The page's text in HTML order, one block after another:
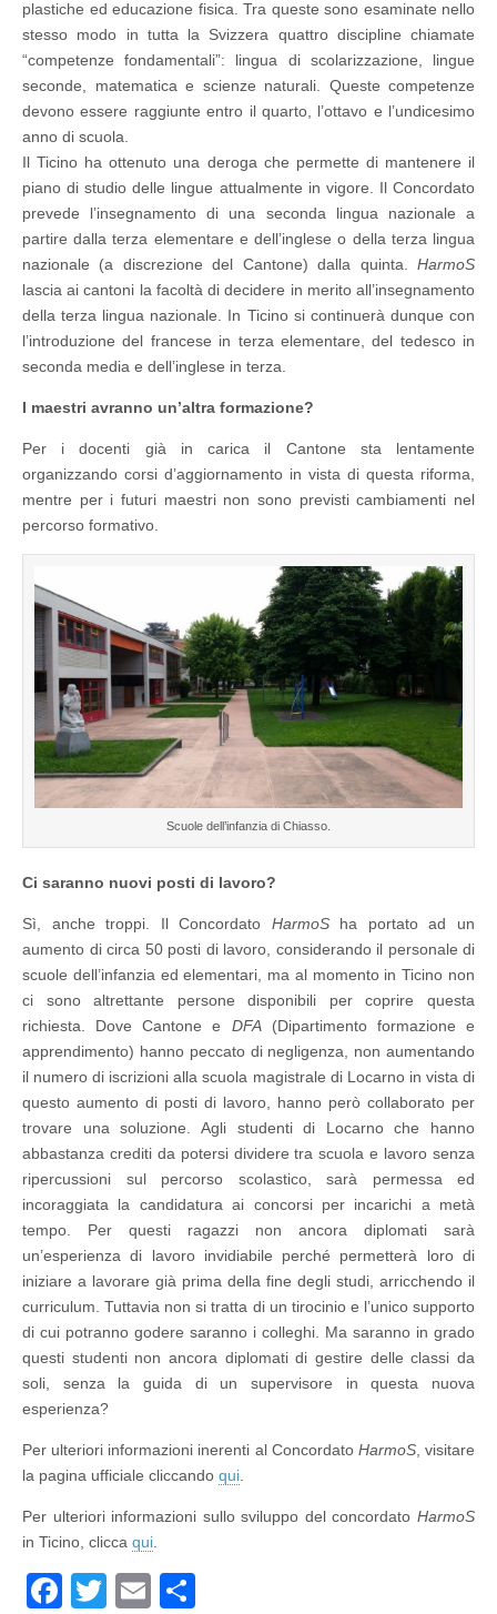
plastiche ed educazione fisica. Tra queste sono esaminate nello
stesso modo in tutta la Svizzera quattro discipline chiamate
“competenze fondamentali”: lingua di scolarizzazione, lingue
seconde, matematica e scienze naturali. Queste competenze
devono essere raggiunte entro il quarto, l’ottavo e l’undicesimo
anno di scuola.
Il Ticino ha ottenuto una deroga che permette di mantenere il
piano di studio delle lingue attualmente in vigore. Il Concordato
prevede l’insegnamento di una seconda lingua nazionale a
partire dalla terza elementare e dell’inglese o della terza lingua
nazionale (a discrezione del Cantone) dalla quinta. HarmoS
lascia ai cantoni la facoltà di decidere in merito all’insegnamento
della terza lingua nazionale. In Ticino si continuerà dunque con
l’introduzione del francese in terza elementare, del tedesco in
seconda media e dell’inglese in terza.
I maestri avranno un’altra formazione?
Per i docenti già in carica il Cantone sta lentamente
organizzando corsi d’aggiornamento in vista di questa riforma,
mentre per i futuri maestri non sono previsti cambiamenti nel
percorso formativo.
Scuole dell’infanzia di Chiasso.
Ci saranno nuovi posti di lavoro?
Sì, anche troppi. Il Concordato HarmoSha portato ad un
aumento di circa 50 posti di lavoro, considerando il personale di
scuole dell’infanzia ed elementari, ma al momento in Ticino non
ci sono altrettante persone disponibili per coprire questa
richiesta. Dove Cantone e DFA(Dipartimento formazione e
apprendimento) hanno peccato di negligenza, non aumentando
il numero di iscrizioni alla scuola magistrale di Locarno in vista di
questo aumento di posti di lavoro, hanno però collaborato per
trovare una soluzione. Agli studenti di Locarno che hanno
abbastanza crediti da potersi dividere tra scuola e lavoro senza
ripercussioni sul percorso scolastico, sarà permessa ed
incoraggiata la candidatura ai concorsi per incarichi a metà
tempo. Per questi ragazzi non ancora diplomati sarà
un’esperienza di lavoro invidiabile perché permetterà loro di
iniziare a lavorare già prima della fine degli studi, arricchendo il
curriculum. Tuttavia non si tratta di un tirocinio e l’unico supporto
di cui potranno godere saranno i colleghi. Ma saranno in grado
questi studenti non ancora diplomati di gestire delle classi da
soli, senza la guida di un supervisore in questa nuova
esperienza?
Per ulteriori informazioni inerenti al Concordato HarmoS, visitare
la pagina ufficiale cliccando qui
Per ulteriori informazioni sullo sviluppo del concordato HarmoS
in Ticino, clicca qui
F
T
E